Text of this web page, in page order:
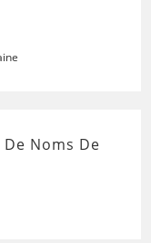
Noms De